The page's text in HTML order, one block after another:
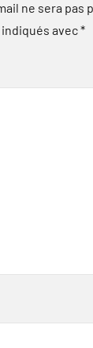
ne sera pas
avec*